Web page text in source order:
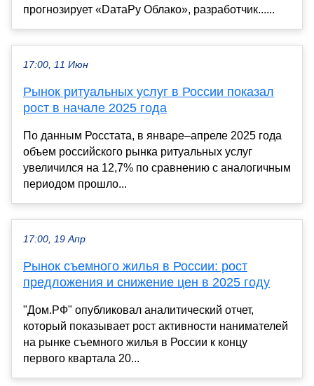
прогнозирует «DатаРу Облако», разработчик......
17:00, 11 Июн
Рынок ритуальных услуг в России показал
рост в начале 2025 года
По данным Росстата, в январе–апреле 2025 года
объем российского рынка ритуальных услуг
увеличился на 12,7% по сравнению с аналогичным
периодом прошло...
17:00, 19 Апр
Рынок съемного жилья в России: рост
предложения и снижение цен в 2025 году
"Дом.РФ" опубликовал аналитический отчет,
который показывает рост активности нанимателей
на рынке съемного жилья в России к концу
первого квартала 20...